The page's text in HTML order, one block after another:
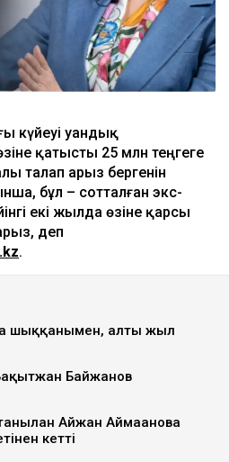
күйеуі Қуандық
қатысты 25 млн теңгеге
талап арыз бергенін
бұл – сотталған экс-
екі жылда өзіне қарсы
деп
.
шыққанымен, алты жыл
Байжанов
Айжан Аймағанова
кетті